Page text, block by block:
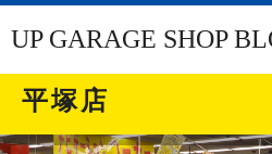
UP GARAGE SHOP
平塚店